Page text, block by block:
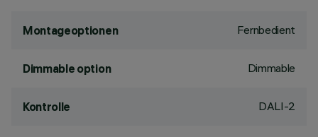
Montageoptionen Fernbedient
Dimmable option Dimmable
Kontrolle DALI-2